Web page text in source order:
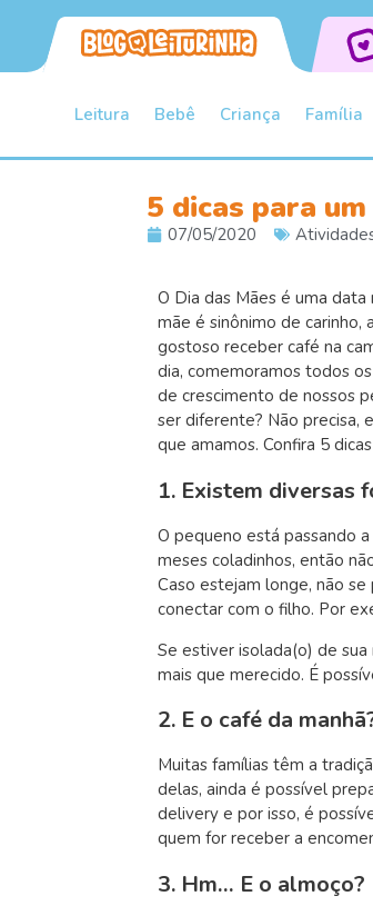
Leitura Bebê Criança Família
5 dicas para
07/05/2020
O Dia das Mães é uma
mãe é sinônimo de carinho,
gostoso receber café na
dia, comemoramos todos
de crescimento de nossos
ser diferente? Não precisa,
que amamos. Confira 5
1. Existem diversas
O pequeno está passando
meses coladinhos, então
Caso estejam longe, não
conectar com o filho. Por
Se estiver isolada(o) de
mais que merecido. É
2. E o café da
Muitas famílias têm a
delas, ainda é possível
delivery e por isso, é
quem for receber a
3. Hm… E o almoço?